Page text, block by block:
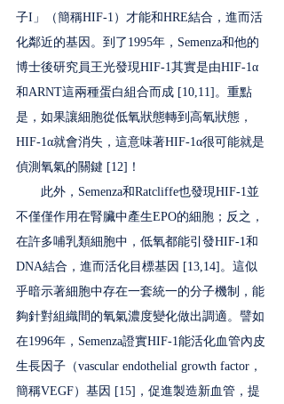
子I」（簡稱HIF-1）才能和HRE結合，進而活
化鄰近的基因。到了1995年，Semenza和他的
博士後研究員王光發現HIF-1其實是由HIF-1α
和ARNT這兩種蛋白組合而成 [10,11]。重點
是，如果讓細胞從低氧狀態轉到高氧狀態，
HIF-1α就會消失，這意味著HIF-1α很可能就是
偵測氧氣的關鍵 [12]！
此外，Semenza和Ratcliffe也發現HIF-1並
不僅僅作用在腎臟中產生EPO的細胞；反之，
在許多哺乳類細胞中，低氧都能引發HIF-1和
DNA結合，進而活化目標基因 [13,14]。這似
乎暗示著細胞中存在一套統一的分子機制，能
夠針對組織間的氧氣濃度變化做出調適。譬如
在1996年，Semenza證實HIF-1能活化血管內皮
生長因子（vascular endothelial growth factor，
簡稱VEGF）基因 [15]，促進製造新血管，提